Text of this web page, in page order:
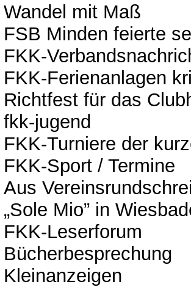
Wandel mit Maß
FSB Minden feierte
FKK-
FKK-Ferienanlagen
Richtfest für das
fkk-jugend
FKK-Turniere der
FKK-Sport / Termine
Aus
„Sole Mio” in
FKK-Leserforum
Bücherbesprechung
Kleinanzeigen